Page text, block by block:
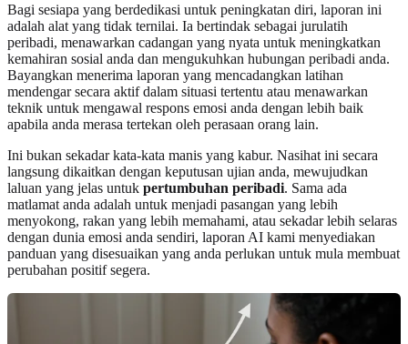
Bagi sesiapa yang berdedikasi untuk peningkatan diri, laporan ini
adalah alat yang tidak ternilai. Ia bertindak sebagai jurulatih
peribadi, menawarkan cadangan yang nyata untuk meningkatkan
kemahiran sosial anda dan mengukuhkan hubungan peribadi anda.
Bayangkan menerima laporan yang mencadangkan latihan
mendengar secara aktif dalam situasi tertentu atau menawarkan
teknik untuk mengawal respons emosi anda dengan lebih baik
apabila anda merasa tertekan oleh perasaan orang lain.
Ini bukan sekadar kata-kata manis yang kabur. Nasihat ini secara
langsung dikaitkan dengan keputusan ujian anda, mewujudkan
laluan yang jelas untuk pertumbuhan peribadi. Sama ada
matlamat anda adalah untuk menjadi pasangan yang lebih
menyokong, rakan yang lebih memahami, atau sekadar lebih selaras
dengan dunia emosi anda sendiri, laporan AI kami menyediakan
panduan yang disesuaikan yang anda perlukan untuk mula membuat
perubahan positif segera.